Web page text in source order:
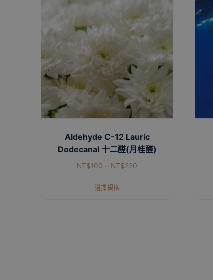
Aldehyde C-12 Lauric
Dodecanal 十二醛(月桂醛)
NT$100 – NT$220
選擇規格